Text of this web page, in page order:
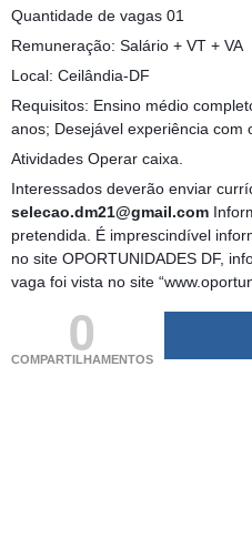
Quantidade de vagas 01
Remuneração: Salário + VT + VA
Local: Ceilândia-DF
Requisitos: Ensino médio
anos; Desejável experiência com
Atividades Operar caixa.
Interessados deverão enviar
selecao.dm21@gmail.com
pretendida. É imprescindível
no site OPORTUNIDADES DF,
vaga foi vista no site
0
COMPARTILHAMENTOS